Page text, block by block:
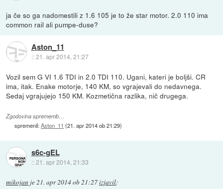
ja če so ga nadomestili z 1.6 105 je to že star motor. 2.0 110 ima
common rail ali pumpe-duse?
Aston_11
::21. apr 2014, 21:27
Vozil sem G VI 1.6 TDI in 2.0 TDI 110. Ugani, kateri je boljši. CR
ima, itak. Enake motorje, 140 KM, so vgrajevali do nedavnega.
Sedaj vgrajujejo 150 KM. Kozmetična razlika, nič drugega.
Zgodovina sprememb…
spremenil:Aston_11 (21. apr 2014 ob 21:29)
s6c-gEL
::21. apr 2014, 21:33
mikojan je21. apr 2014 ob 21:27izjavil: